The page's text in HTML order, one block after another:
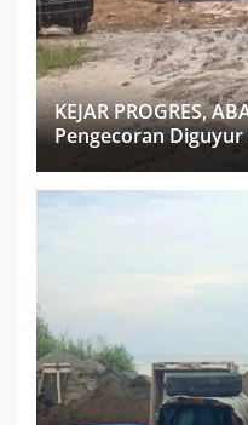
KEJAR PROGRES,
Pengecoran
Miliar Sukma Nias,
PPK Bungkam